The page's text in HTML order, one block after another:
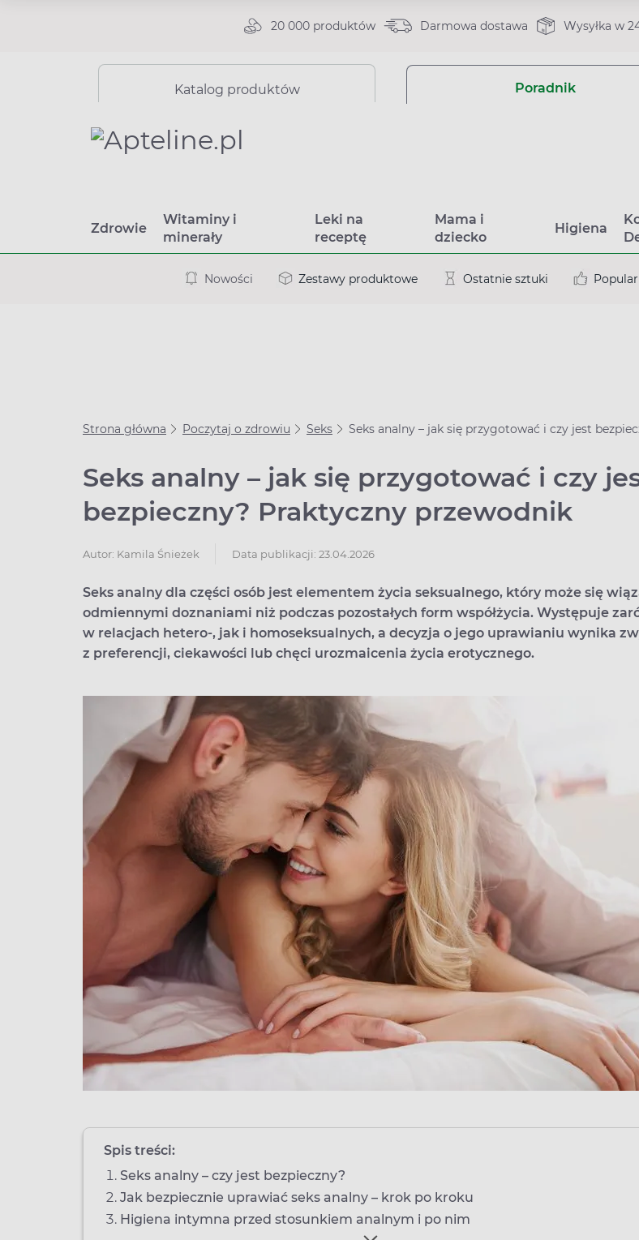
20 000 produktów Darmowa dostawa Wysyłka w
Katalog produktów Poradnik
Zdrowie
Witaminy i
minerały
Leki na
receptę
Mama i
dziecko
Higiena
Nowości Zestawy produktowe Ostatnie sztuki
Strona główna Poczytaj o zdrowiu Seks Seks analny – jak się przygotować i czy jest
Seks analny – jak się przygotować i czy
bezpieczny? Praktyczny przewodnik
Autor: Kamila Śnieżek Data publikacji: 23.04.2026
Seks analny dla części osób jest elementem życia seksualnego, który może się
odmiennymi doznaniami niż podczas pozostałych form współżycia. Występuje
w relacjach hetero-, jak i homoseksualnych, a decyzja o jego uprawianiu wynika
z preferencji, ciekawości lub chęci urozmaicenia życia erotycznego.
Spis treści:
Seks analny – czy jest bezpieczny?
Jak bezpiecznie uprawiać seks analny – krok po kroku
Higiena intymna przed stosunkiem analnym i po nim